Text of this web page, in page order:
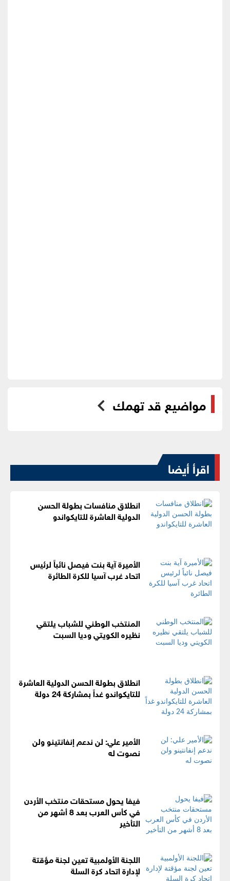
مواضيع قد تهمك
اقرأ أيضا
انطلاق منافسات بطولة الحسن
الدولية العاشرة للتايكواندو
الأميرة آية بنت فيصل نائباً لرئيس
اتحاد غرب آسيا للكرة الطائرة
المنتخب الوطني للشباب يلتقي
نظيره الكويتي وديا السبت
انطلاق بطولة الحسن الدولية العاشرة
للتايكواندو غداً بمشاركة 24 دولة
الأمير علي: لن ندعم إنفانتينو ولن
نصوت له
فيفا يحول مستحقات منتخب الأردن
في كأس العرب بعد 8 أشهر من
التأخير
اللجنة الأولمبية تعين لجنة مؤقتة
لإدارة اتحاد كرة السلة